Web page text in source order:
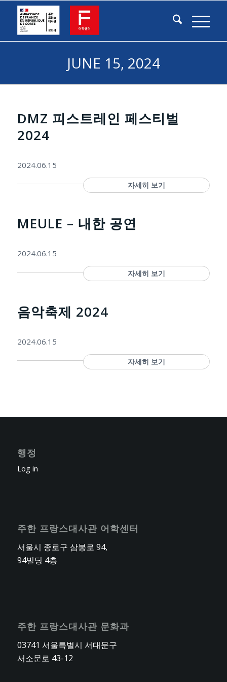
JUNE 15, 2024
DMZ 피스트레인 페스티벌
2024
2024.06.15
자세히 보기
MEULE – 내한 공연
2024.06.15
자세히 보기
음악축제 2024
2024.06.15
자세히 보기
행정
Log in
주한 프랑스대사관 어학센터
서울시 종로구 삼봉로 94,
94빌딩 4층
주한 프랑스대사관 문화과
03741 서울특별시 서대문구
서소문로 43-12